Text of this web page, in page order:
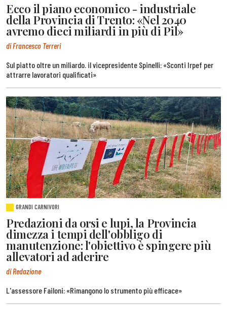
Ecco il piano economico - industriale
della Provincia di Trento: «Nel 2040
avremo dieci miliardi in più di Pil»
di Francesco Terreri
Sul piatto oltre un miliardo. il vicepresidente Spinelli: «Sconti Irpef per
attrarre lavoratori qualificati»
GRANDI CARNIVORI
Predazioni da orsi e lupi, la Provincia
dimezza i tempi dell'obbligo di
manutenzione: l'obiettivo è spingere più
allevatori ad aderire
di Redazione
L'assessore Failoni: «Rimangono lo strumento più efficace»